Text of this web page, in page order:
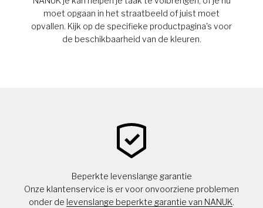
moet opgaan in het straatbeeld of juist moet
opvallen. Kijk op de specifieke productpagina's voor
de beschikbaarheid van de kleuren.
Beperkte levenslange garantie
Onze klantenservice is er voor onvoorziene problemen
onder de levenslange beperkte garantie van NANUK.